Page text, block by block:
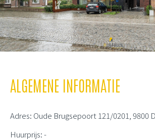
ALGEMENE INFORMATIE
Adres: Oude Brugsepoort 121/0201, 9800
Huurprijs: -